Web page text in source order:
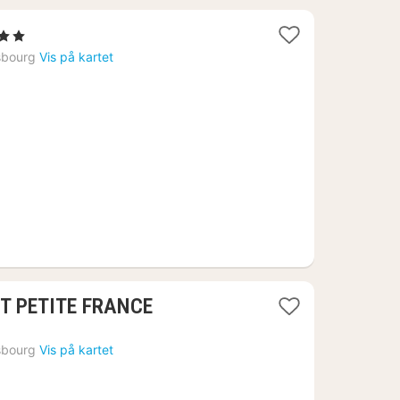
Vis på kartet
PETITE FRANCE1
Vis på kartet